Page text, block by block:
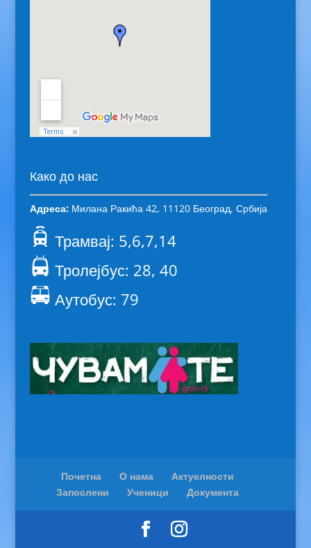
Како до нас
Адреса:Милана Ракића 42, 11120 Београд, Србија
Трамвај: 5,6,7,14
Тролејбус: 28, 40
Аутобус: 79
Почетна О нама
Актуелности
Запослени
Ученици Документа